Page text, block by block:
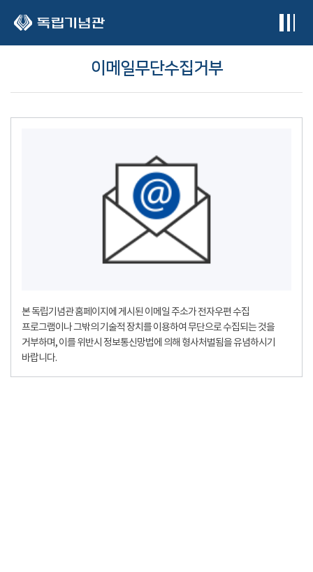
이메일무단수집거부
본 독립기념관 홈페이지에 게시된 이메일 주소가 전자우편 수집
프로그램이나 그밖의 기술적 장치를 이용하여 무단으로 수집되는 것을
거부하며, 이를 위반시 정보통신망법에 의해 형사처벌됨을 유념하시기
바랍니다.